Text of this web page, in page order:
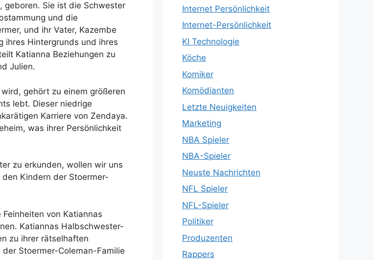
geboren. Sie ist die Schwester
und die
und ihr Vater, Kazembe
ihres Hintergrunds und ihres
Katianna Beziehungen zu
Julien.
gehört zu einem größeren
lebt. Dieser niedrige
Karriere von Zendaya.
was ihrer Persönlichkeit
zu erkunden, wollen wir uns
Kindern der Stoermer-
von Katiannas
Katiannas Halbschwester-
zu ihrer rätselhaften
Stoermer-Coleman-Familie
Internet Persönlichkeit
Internet-Persönlichkeit
KI Technologie
Köche
Komiker
Komödianten
Letzte Neuigkeiten
Marketing
NBA Spieler
NBA-Spieler
Neuste Nachrichten
NFL Spieler
NFL-Spieler
Politiker
Produzenten
Rappers